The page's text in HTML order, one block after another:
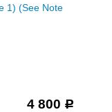
1) (See Note
4 800 Р